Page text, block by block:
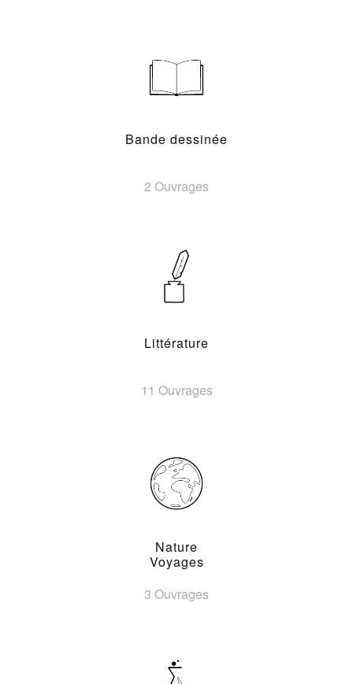
Bande dessinée
2 Ouvrages
Littérature
11 Ouvrages
Nature
Voyages
3 Ouvrages